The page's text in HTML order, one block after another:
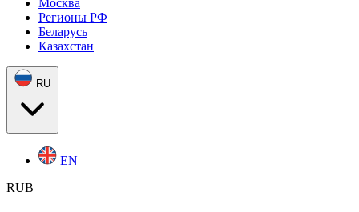
Москва
Регионы РФ
Беларусь
Казахстан
RU
EN
RUB